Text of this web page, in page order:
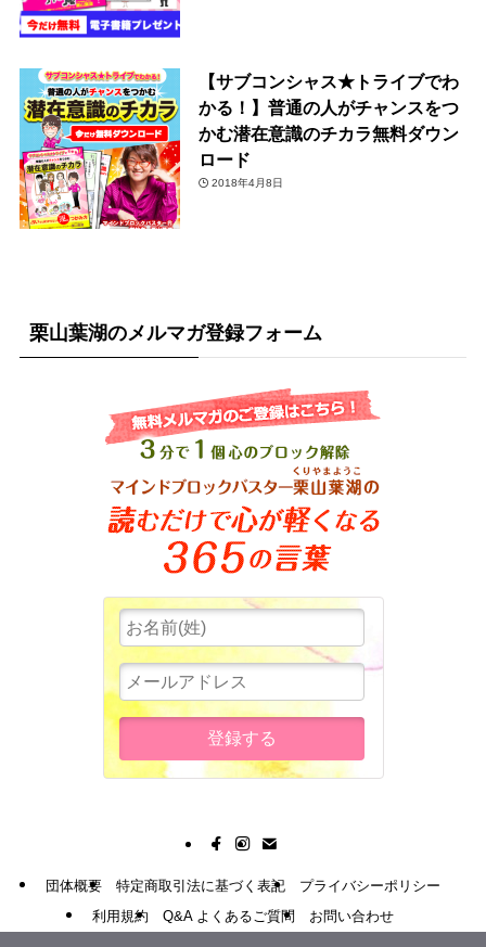
【サブコンシャス★トライブでわ
かる！】普通の人がチャンスをつ
かむ潜在意識のチカラ無料ダウン
ロード
2018年4月8日
栗山葉湖のメルマガ登録フォーム
団体概要 特定商取引法に基づく表記
プライバシーポリシー
利用規約
Q&A よくあるご質問 お問い合わせ